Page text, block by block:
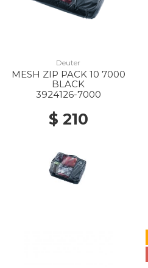
Deuter
MESH ZIP PACK 10 7000
BLACK
3924126-7000
$ 210